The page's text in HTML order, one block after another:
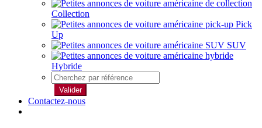
Collection
Pick
Up
SUV
Hybride
Valider
Contactez-nous